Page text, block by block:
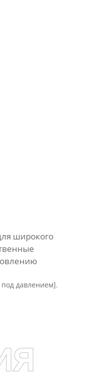
широкого
давлением].